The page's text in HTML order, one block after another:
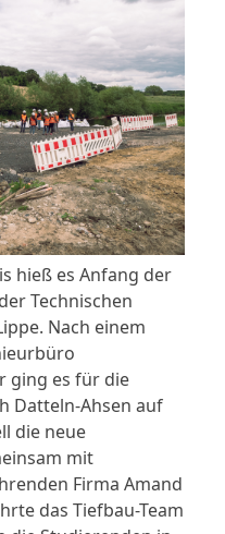
hieß es Anfang der
Technischen
Nach einem
ging es für die
Datteln-Ahsen auf
die neue
mit
Firma Amand
das Tiefbau-Team